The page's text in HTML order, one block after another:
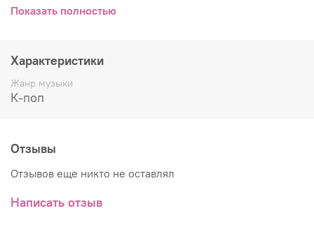
предметы сверх указанной суммы (внутри каждой
раскрываемый только при ее открытии.
Коробка содержит
а также 5 и более предметов по k-pop тематике.
различные размеры упаковочных коробок для K-POP
Показать полностью
Характеристики
Жанр музыки
К-поп
Отзывы
Отзывов еще никто не оставлял
Написать отзыв